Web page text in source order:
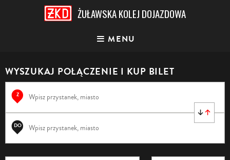
ŻUŁAWSKA KOLEJ DOJAZDOWA
MENU
WYSZUKAJ POŁĄCZENIE I KUP BILET
Z
DO